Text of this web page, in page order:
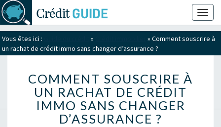
Vous êtes ici :
» »Comment souscrire à
un rachat de crédit immo sans changer d’assurance ?
COMMENT SOUSCRIRE À
UN RACHAT DE CRÉDIT
IMMO SANS CHANGER
D’ASSURANCE ?